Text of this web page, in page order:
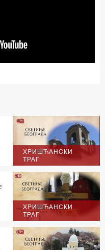
ХРИШЋАНСКИ
ТРАГ
ХРИШЋАНСКИ
ТРАГ